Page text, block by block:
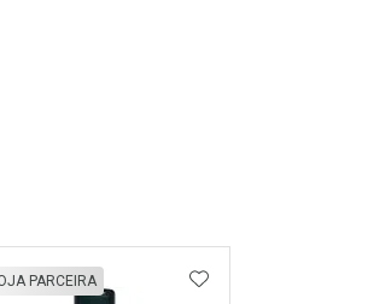
AOS FAVORITOS
PARCEIRA ADICIONAR AOS